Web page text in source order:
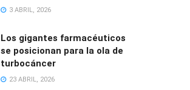
3 ABRIL, 2026
Los gigantes farmacéuticos
se posicionan para la ola de
turbocáncer
23 ABRIL, 2026